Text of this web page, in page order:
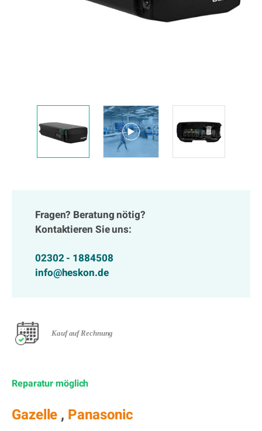
Fragen? Beratung nötig?
Kontaktieren Sie uns:
02302 - 1884508
info@heskon.de
Kauf auf Rechnung
Reparatur möglich
Gazelle , Panasonic